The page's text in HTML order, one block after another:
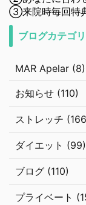
③来院時毎回特
ブログカテゴ
MAR Apelar (8)
お知らせ (110)
ストレッチ
ダイエット (99)
ブログ (110)
プライベート